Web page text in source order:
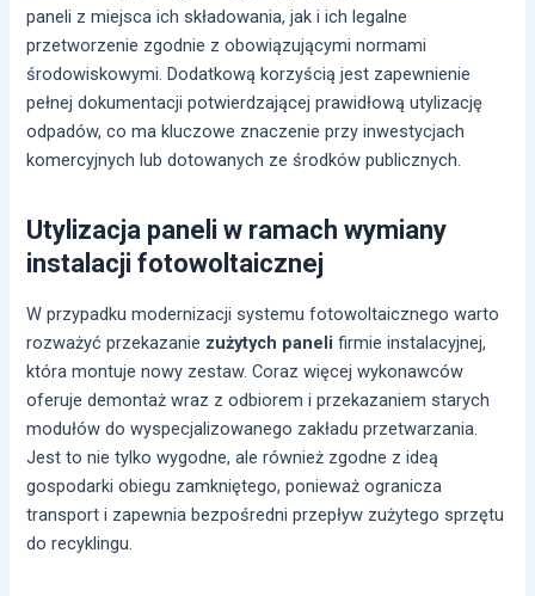
paneli z miejsca ich składowania, jak i ich legalne
przetworzenie zgodnie z obowiązującymi normami
środowiskowymi. Dodatkową korzyścią jest zapewnienie
pełnej dokumentacji potwierdzającej prawidłową utylizację
odpadów, co ma kluczowe znaczenie przy inwestycjach
komercyjnych lub dotowanych ze środków publicznych.
Utylizacja paneli w ramach wymiany
instalacji fotowoltaicznej
W przypadku modernizacji systemu fotowoltaicznego warto
rozważyć przekazanie zużytych paneli firmie instalacyjnej,
która montuje nowy zestaw. Coraz więcej wykonawców
oferuje demontaż wraz z odbiorem i przekazaniem starych
modułów do wyspecjalizowanego zakładu przetwarzania.
Jest to nie tylko wygodne, ale również zgodne z ideą
gospodarki obiegu zamkniętego, ponieważ ogranicza
transport i zapewnia bezpośredni przepływ zużytego sprzętu
do recyklingu.